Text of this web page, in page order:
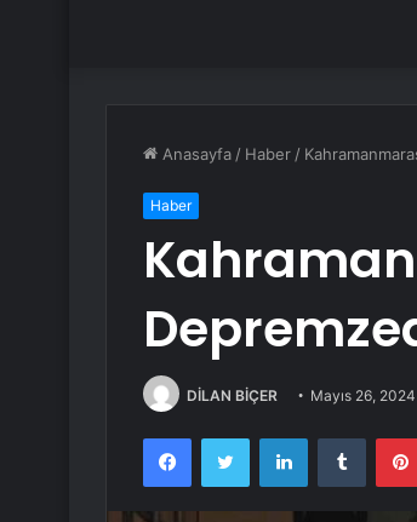
Anasayfa / Haber /
Haber
DİLAN BİÇER Mayıs 26, 2024
FacebookTwitter LinkedInTumblr